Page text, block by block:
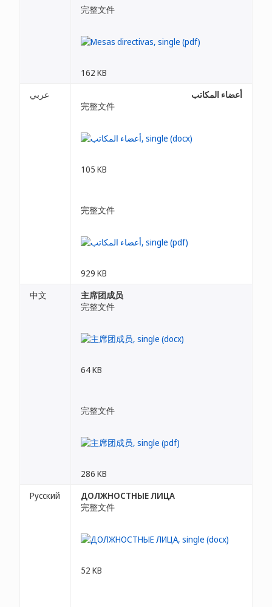
完整文件
162 KB
عربي
أعضاء المكاتب
完整文件
105 KB
完整文件
929 KB
中文
主席团成员
完整文件
64 KB
完整文件
286 KB
Русский
ДОЛЖНОСТНЫЕ ЛИЦА
完整文件
52 KB